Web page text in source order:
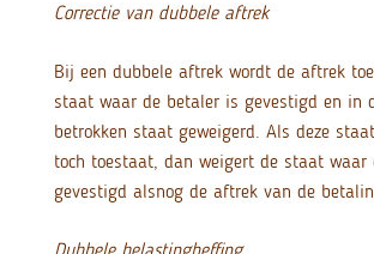
Correctie van dubbele aftrek
Bij een dubbele aftrek wordt de aftrek
staat waar de betaler is gevestigd en in
betrokken staat geweigerd. Als deze
toch toestaat, dan weigert de staat waar
gevestigd alsnog de aftrek van de